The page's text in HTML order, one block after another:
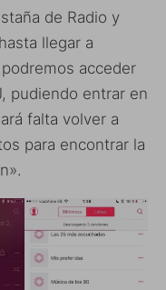
de Radio y
llegar a
acceder
pudiendo entrar en
falta volver a
para encontrar la